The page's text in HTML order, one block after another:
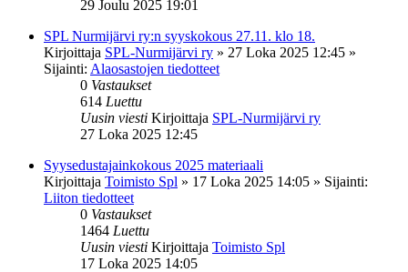
29 Joulu 2025 19:01
SPL Nurmijärvi ry:n syyskokous 27.11. klo 18.
Kirjoittaja SPL-Nurmijärvi ry » 27 Loka 2025 12:45 »
Sijainti: Alaosastojen tiedotteet
0 Vastaukset
614 Luettu
Uusin viesti Kirjoittaja SPL-Nurmijärvi ry
27 Loka 2025 12:45
Syysedustajainkokous 2025 materiaali
Kirjoittaja Toimisto Spl » 17 Loka 2025 14:05 » Sijainti:
Liiton tiedotteet
0 Vastaukset
1464 Luettu
Uusin viesti Kirjoittaja Toimisto Spl
17 Loka 2025 14:05